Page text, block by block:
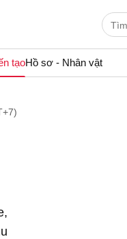
tạoHồ sơ - Nhân vật